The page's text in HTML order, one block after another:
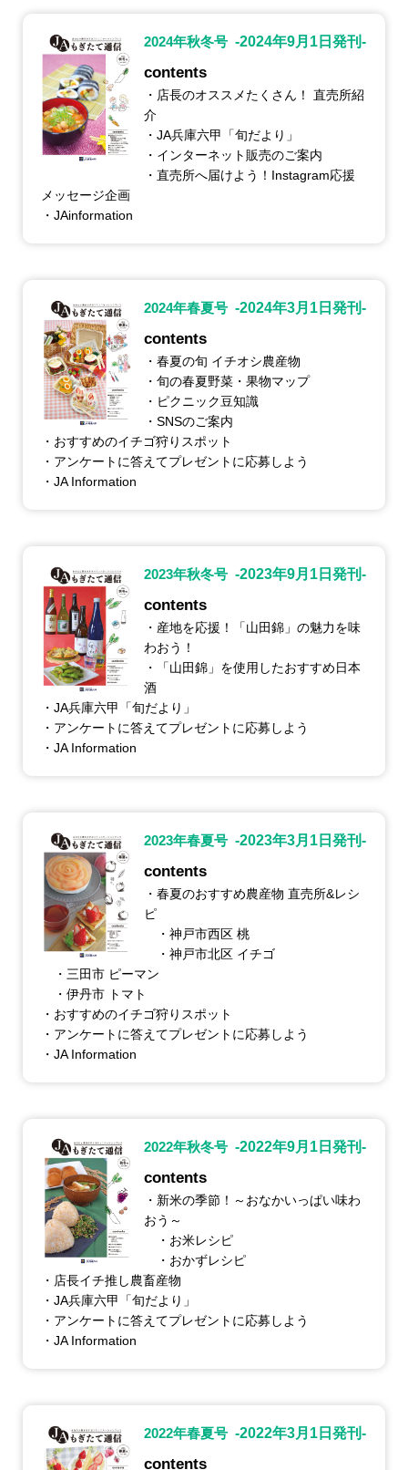
2024年秋冬号 -2024年9月1日発刊-
contents
・店長のオススメたくさん！ 直売所紹
介
・JA兵庫六甲「旬だより」
・インターネット販売のご案内
・直売所へ届けよう！Instagram応援
メッセージ企画
・JAinformation
2024年春夏号 -2024年3月1日発刊-
contents
・春夏の旬 イチオシ農産物
・旬の春夏野菜・果物マップ
・ピクニック豆知識
・SNSのご案内
・おすすめのイチゴ狩りスポット
・アンケートに答えてプレゼントに応募しよう
・JA Information
2023年秋冬号 -2023年9月1日発刊-
contents
・産地を応援！「山田錦」の魅力を味
わおう！
・「山田錦」を使用したおすすめ日本
酒
・JA兵庫六甲「旬だより」
・アンケートに答えてプレゼントに応募しよう
・JA Information
2023年春夏号 -2023年3月1日発刊-
contents
・春夏のおすすめ農産物 直売所&レシ
ピ
・神戸市西区 桃
・神戸市北区 イチゴ
・三田市 ピーマン
・伊丹市 トマト
・おすすめのイチゴ狩りスポット
・アンケートに答えてプレゼントに応募しよう
・JA Information
2022年秋冬号 -2022年9月1日発刊-
contents
・新米の季節！～おなかいっぱい味わ
おう～
・お米レシピ
・おかずレシピ
・店長イチ推し農畜産物
・JA兵庫六甲「旬だより」
・アンケートに答えてプレゼントに応募しよう
・JA Information
2022年春夏号 -2022年3月1日発刊-
contents